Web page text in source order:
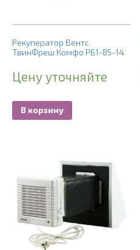
Рекуператор Вентс
ТвинФреш Комфо РБ1-85-14
Цену уточняйте
В корзину